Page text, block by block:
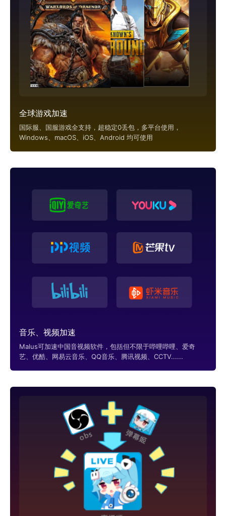
全球游戏加速
国际服、国服游戏全支持，超稳定0丢包，多平台使用，
Windows、macOS、iOS、Android 均可使用
音乐、视频加速
Malus可加速中国音视频软件，包括但不限于哔哩哔哩、爱奇
艺、优酷、网易云音乐、QQ音乐、腾讯视频、CCTV......